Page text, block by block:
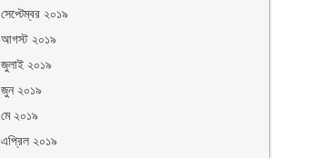
সেপ্টেম্বর ২০১৯
আগস্ট ২০১৯
জুলাই ২০১৯
জুন ২০১৯
মে ২০১৯
এপ্রিল ২০১৯